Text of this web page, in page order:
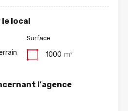
local
Surface
1000 m²
l'agence